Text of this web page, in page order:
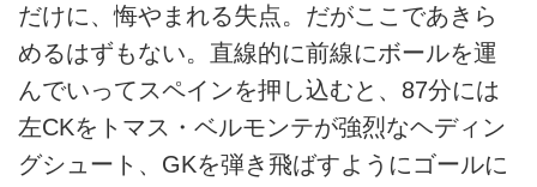
だけに、悔やまれる失点。だがここであきら
めるはずもない。直線的に前線にボールを運
んでいってスペインを押し込むと、87分には
左CKをトマス・ベルモンテが強烈なヘディン
グシュート、GKを弾き飛ばすようにゴールに